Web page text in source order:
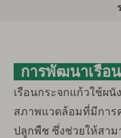
การพัฒนาเรือ
เรือนกระจกแก้วใช้ผนั
สภาพแวดล้อมที่มีการ
ปลูกพืช ซึ่งช่วยให้สา